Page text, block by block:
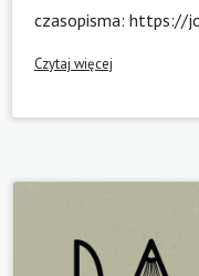
czasopisma: https://
Czytaj więcej